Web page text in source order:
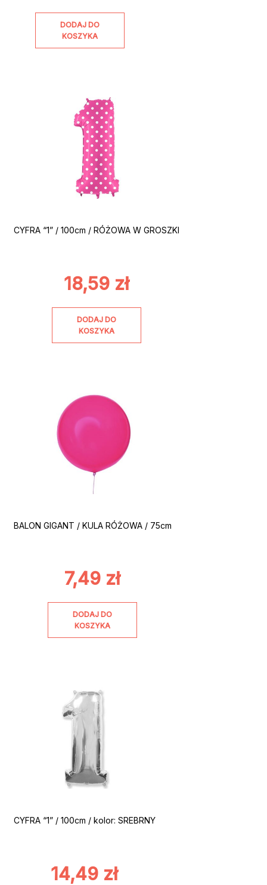
DODAJ DO
KOSZYKA
CYFRA “1” / 100cm / RÓŻOWA W GROSZKI
18,59 zł
DODAJ DO
KOSZYKA
BALON GIGANT / KULA RÓŻOWA / 75cm
7,49 zł
DODAJ DO
KOSZYKA
CYFRA “1” / 100cm / kolor: SREBRNY
14,49 zł